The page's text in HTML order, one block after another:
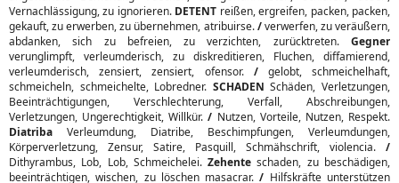
Vernachlässigung, zu ignorieren. DETENT reißen, ergreifen, packen, packen,
gekauft, zu erwerben, zu übernehmen, atribuirse./verwerfen, zu veräußern,
abdanken, sich zu befreien, zu verzichten, zurücktreten. Gegner
verunglimpft, verleumderisch, zu diskreditieren, Fluchen, diffamierend,
verleumderisch, zensiert, zensiert, ofensor. /gelobt, schmeichelhaft,
schmeicheln, schmeichelte, Lobredner. SCHADEN Schäden, Verletzungen,
Beeinträchtigungen, Verschlechterung, Verfall, Abschreibungen,
Verletzungen, Ungerechtigkeit, Willkür./ Nutzen, Vorteile, Nutzen, Respekt.
Diatriba Verleumdung, Diatribe, Beschimpfungen, Verleumdungen,
Körperverletzung, Zensur, Satire, Pasquill, Schmähschrift, violencia. /
Dithyrambus, Lob, Lob, Schmeichelei.Zehente schaden, zu beschädigen,
beeinträchtigen, wischen, zu löschen masacrar./ Hilfskräfte unterstützen